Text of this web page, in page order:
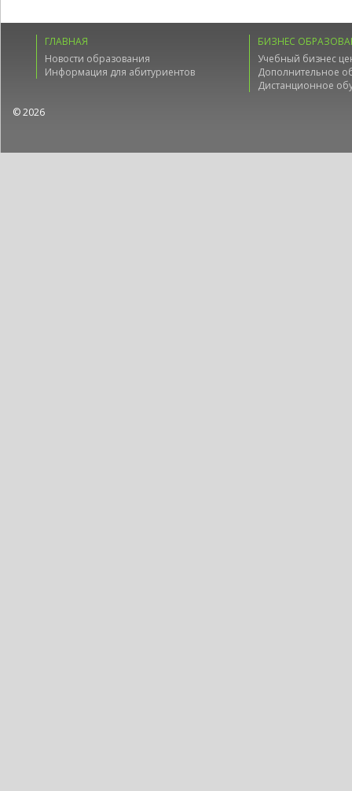
ГЛАВНАЯ
Новости образования
Информация для абитуриентов
БИЗНЕС
Учебный бизнес
Дополнительное
Дистанционное
© 2026